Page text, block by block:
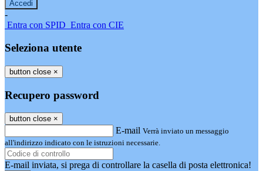
-
Entra con SPID Entra con CIE
Seleziona utente
button close ×
Recupero password
button close ×
E-mail Verrà inviato un messaggio
all'indirizzo indicato con le istruzioni necessarie.
E-mail inviata, si prega di controllare la casella di posta elettronica!